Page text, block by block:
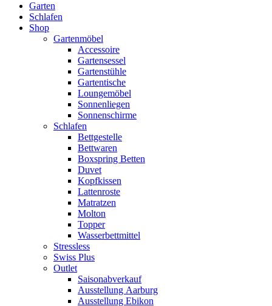
auf
der
Produktseite
gewählt
werden
Garten
Schlafen
Shop
Gartenmöbel
Accessoire
Gartensessel
Gartenstühle
Gartentische
Loungemöbel
Sonnenliegen
Sonnenschirme
Schlafen
Bettgestelle
Bettwaren
Boxspring Betten
Duvet
Kopfkissen
Lattenroste
Matratzen
Molton
Topper
Wasserbettmittel
Stressless
Swiss Plus
Outlet
Saisonabverkauf
Ausstellung Aarburg
Ausstellung Ebikon